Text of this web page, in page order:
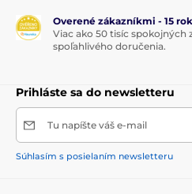
Overené zákazníkmi - 15
Viac ako 50 tisíc spokojných
spoľahlivého doručenia.
Prihláste sa do newsletteru
Tu napíšte váš e-mail
Súhlasím s posielaním newsletteru